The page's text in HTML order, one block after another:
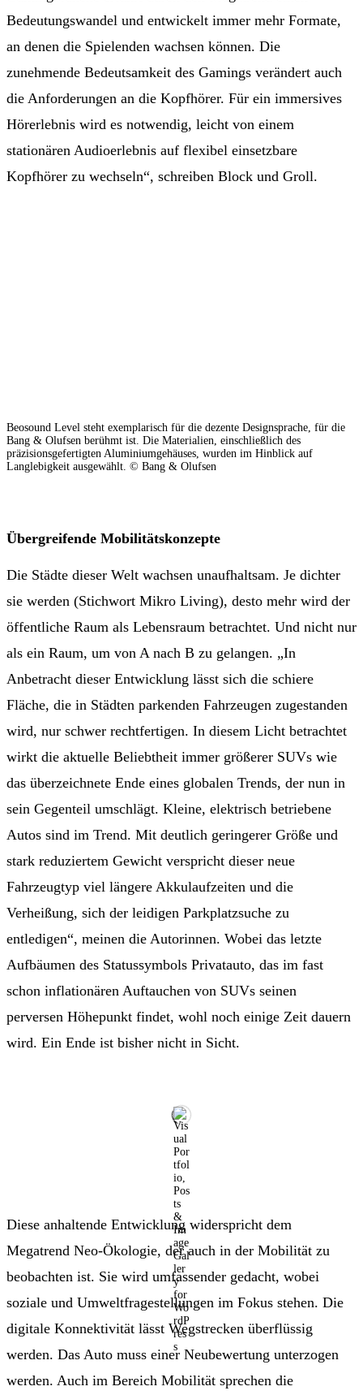
Bedeutungswandel und entwickelt immer mehr Formate,
an denen die Spielenden wachsen können. Die
zunehmende Bedeutsamkeit des Gamings verändert auch
die Anforderungen an die Kopfhörer. Für ein immersives
Hörerlebnis wird es notwendig, leicht von einem
stationären Audioerlebnis auf flexibel einsetzbare
Kopfhörer zu wechseln“, schreiben Block und Groll.
Beosound Level steht exemplarisch für die dezente Designsprache, für die
Bang & Olufsen berühmt ist. Die Materialien, einschließlich des
präzisionsgefertigten Aluminiumgehäuses, wurden im Hinblick auf
Langlebigkeit ausgewählt. © Bang & Olufsen
Übergreifende Mobilitätskonzepte
Die Städte dieser Welt wachsen unaufhaltsam. Je dichter
sie werden (Stichwort Mikro Living), desto mehr wird der
öffentliche Raum als Lebensraum betrachtet. Und nicht nur
als ein Raum, um von A nach B zu gelangen. „In
Anbetracht dieser Entwicklung lässt sich die schiere
Fläche, die in Städten parkenden Fahrzeugen zugestanden
wird, nur schwer rechtfertigen. In diesem Licht betrachtet
wirkt die aktuelle Beliebtheit immer größerer SUVs wie
das überzeichnete Ende eines globalen Trends, der nun in
sein Gegenteil umschlägt. Kleine, elektrisch betriebene
Autos sind im Trend. Mit deutlich geringerer Größe und
stark reduziertem Gewicht verspricht dieser neue
Fahrzeugtyp viel längere Akkulaufzeiten und die
Verheißung, sich der leidigen Parkplatzsuche zu
entledigen“, meinen die Autorinnen. Wobei das letzte
Aufbäumen des Statussymbols Privatauto, das im fast
schon inflationären Auftauchen von SUVs seinen
perversen Höhepunkt findet, wohl noch einige Zeit dauern
wird. Ein Ende ist bisher nicht in Sicht.
Diese anhaltende Entwicklung widerspricht dem
Megatrend Neo-Ökologie, der auch in der Mobilität zu
beobachten ist. Sie wird umfassender gedacht, wobei
soziale und Umweltfragestellungen im Fokus stehen. Die
digitale Konnektivität lässt Wegstrecken überflüssig
werden. Das Auto muss einer Neubewertung unterzogen
werden. Auch im Bereich Mobilität sprechen die